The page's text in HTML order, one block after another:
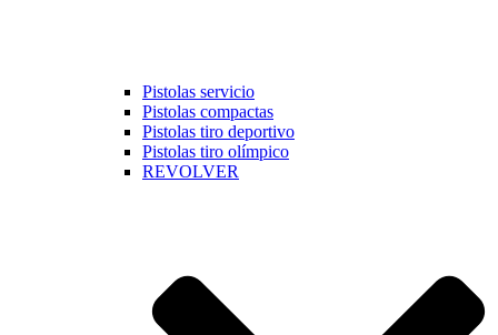
Pistolas servicio
Pistolas compactas
Pistolas tiro deportivo
Pistolas tiro olímpico
REVOLVER